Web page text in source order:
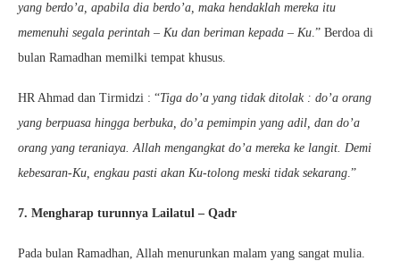
yang berdo’a, apabila dia berdo’a, maka hendaklah mereka itu
memenuhi segala perintah – Ku dan beriman kepada – Ku.” Berdoa di
bulan Ramadhan memilki tempat khusus.
HR Ahmad dan Tirmidzi : “Tiga do’a yang tidak ditolak : do’a orang
yang berpuasa hingga berbuka, do’a pemimpin yang adil, dan do’a
orang yang teraniaya. Allah mengangkat do’a mereka ke langit. Demi
kebesaran-Ku, engkau pasti akan Ku-tolong meski tidak sekarang.”
7. Mengharap turunnya Lailatul – Qadr
Pada bulan Ramadhan, Allah menurunkan malam yang sangat mulia.